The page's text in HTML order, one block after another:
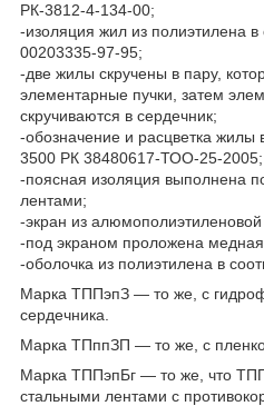
РК-3812-4-134-00;
-изоляция жил из полиэтилена в
00203335-97-95;
-две жилы скручены в пару,
элементарные пучки, затем
скручиваются в сердечник;
-обозначение и расцветка жилы
3500 РК 38480617-ТОО-25-2005;
-поясная изоляция выполнена
лентами;
-экран из
-под экраном проложена
-оболочка из полиэтилена в
Марка ТППэпЗ ― то же, с
сердечника.
Марка ТПппЗП ― то же, с
Марка ТППэпБг ― то же, что
стальными лентами с